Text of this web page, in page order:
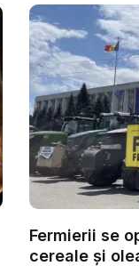
Fermierii se
cereale și